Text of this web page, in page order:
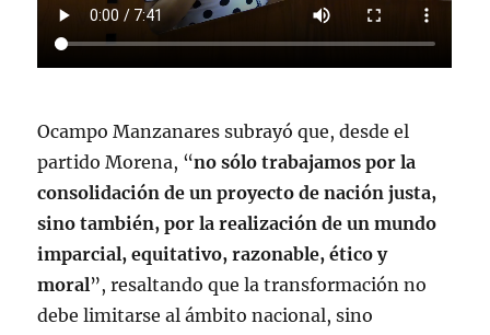
Ocampo Manzanares subrayó que, desde el
partido Morena, “no sólo trabajamos por la
consolidación de un proyecto de nación justa,
sino también, por la realización de un mundo
imparcial, equitativo, razonable, ético y
moral”, resaltando que la transformación no
debe limitarse al ámbito nacional, sino